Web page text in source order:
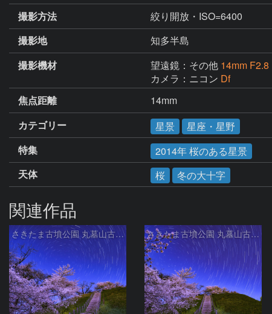
撮影方法
絞り開放・ISO=6400
撮影地
知多半島
撮影機材
望遠鏡：その他 14mm F2.8
カメラ：ニコン Df
焦点距離
14mm
カテゴリー
星景
星座・星野
特集
2014年 桜のある星景
天体
桜 冬の大十字
関連作品
さきたま古墳公園 丸墓山古墳の夜桜と北天の日周運動 埼玉県行田市 さきたま古墳公園 丸墓山古墳の夜桜と北天の日周運動 埼玉県行田市